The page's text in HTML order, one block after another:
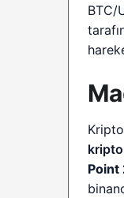
BTC/
kripto
Point